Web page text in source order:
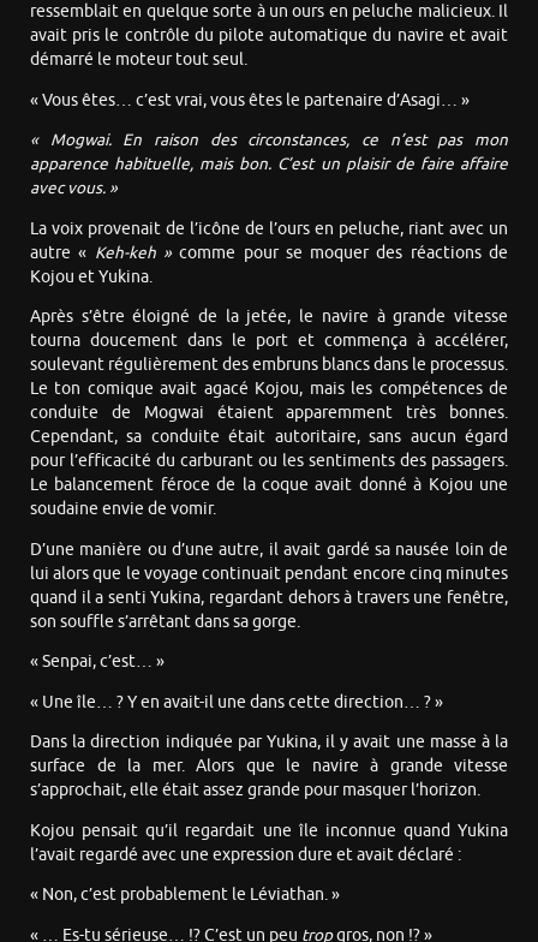
ressemblait en quelque sorte à un ours en peluche malicieux. Il
avait pris le contrôle du pilote automatique du navire et avait
démarré le moteur tout seul.
« Vous êtes… c’est vrai, vous êtes le partenaire d’Asagi… »
« Mogwai. En raison des circonstances, ce n’est pas mon
apparence habituelle, mais bon. C’est un plaisir de faire affaire
avec vous. »
La voix provenait de l’icône de l’ours en peluche, riant avec un
autre « Keh-keh »comme pour se moquer des réactions de
Kojou et Yukina.
Après s’être éloigné de la jetée, le navire à grande vitesse
tourna doucement dans le port et commença à accélérer,
soulevant régulièrement des embruns blancs dans le processus.
Le ton comique avait agacé Kojou, mais les compétences de
conduite de Mogwai étaient apparemment très bonnes.
Cependant, sa conduite était autoritaire, sans aucun égard
pour l’efficacité du carburant ou les sentiments des passagers.
Le balancement féroce de la coque avait donné à Kojou une
soudaine envie de vomir.
D’une manière ou d’une autre, il avait gardé sa nausée loin de
lui alors que le voyage continuait pendant encore cinq minutes
quand il a senti Yukina, regardant dehors à travers une fenêtre,
son souffle s’arrêtant dans sa gorge.
« Senpai, c’est… »
« Une île… ? Y en avait-il une dans cette direction… ? »
Dans la direction indiquée par Yukina, il y avait une masse à la
surface de la mer. Alors que le navire à grande vitesse
s’approchait, elle était assez grande pour masquer l’horizon.
Kojou pensait qu’il regardait une île inconnue quand Yukina
l’avait regardé avec une expression dure et avait déclaré :
« Non, c’est probablement le Léviathan. »
« … Es-tu sérieuse… !? C’est un peu tropgros, non !? »